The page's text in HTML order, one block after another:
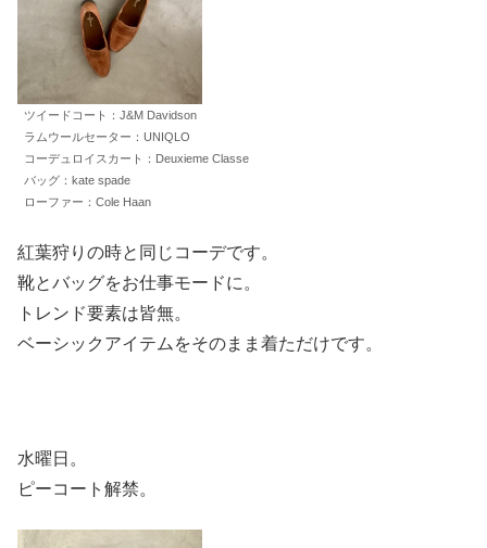
ツイードコート：J&M Davidson
ラムウールセーター：UNIQLO
コーデュロイスカート：Deuxieme Classe
バッグ：kate spade
ローファー：Cole Haan
紅葉狩りの時と同じコーデです。
靴とバッグをお仕事モードに。
トレンド要素は皆無。
ベーシックアイテムをそのまま着ただけです。
水曜日。
ピーコート解禁。